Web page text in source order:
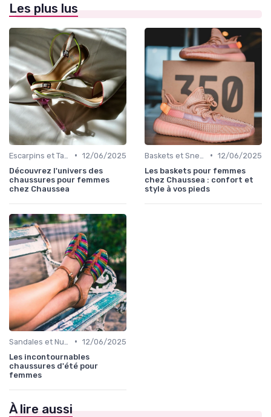
Les plus lus
• 12/06/2025
Découvrez l'univers des
chaussures pour femmes
chez Chaussea
• 12/06/2025
Les baskets pour femmes
chez Chaussea : confort et
style à vos pieds
• 12/06/2025
Les incontournables
chaussures d'été pour
femmes
À lire aussi